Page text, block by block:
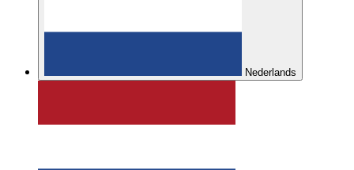
Nederlands